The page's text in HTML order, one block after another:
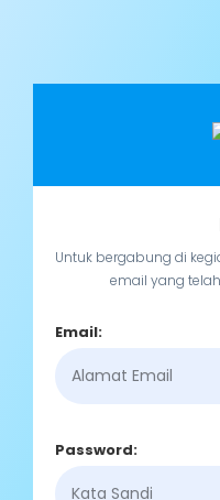
Untuk bergabung di
email yang
Email:
Password: